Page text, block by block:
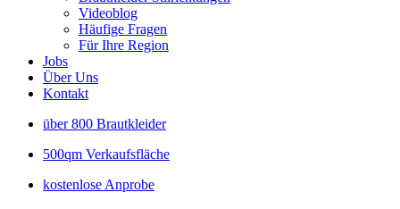
Videoblog
Häufige Fragen
Für Ihre Region
Jobs
Über Uns
Kontakt
über 800 Brautkleider
500qm Verkaufsfläche
kostenlose Anprobe